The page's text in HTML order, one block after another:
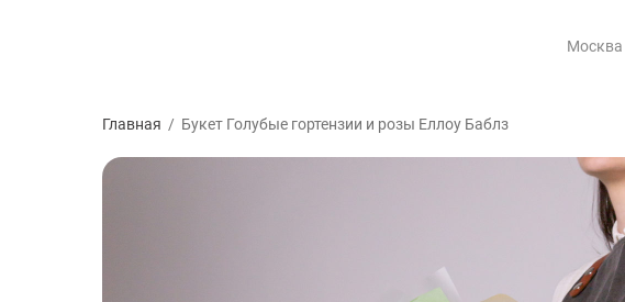
Москва
Главная / Букет Голубые гортензии и розы Еллоу Баблз